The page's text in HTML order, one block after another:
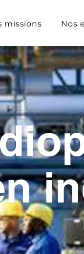
missions Nos